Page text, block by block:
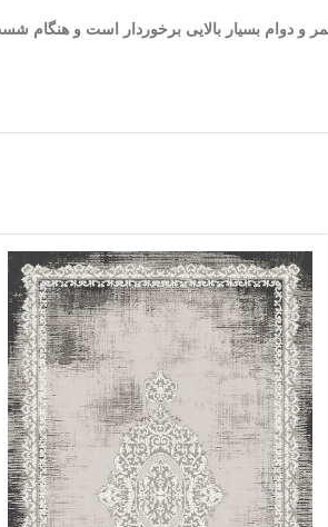
دوام بسیار بالایی برخوردار است و هنگام